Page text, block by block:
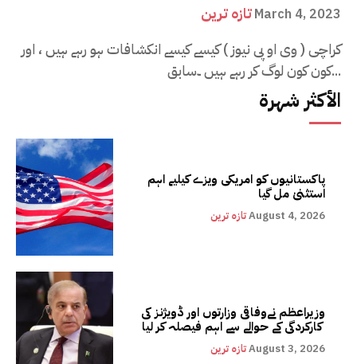
تازہ ترینMarch 4, 2023
کراچی ( وی او پی نیوز ) کیسے کیسے انکشافات ہو رہے ہیں ، اور
کون کون لوگ کر رہے ہیں ۔سابق...
الأكثر شهرة
پاکستانیوں کو امریکی ویزے کیلیے اہم
استثنیٰ مل گیا
تازہ ترینAugust 4, 2026
وزیراعظم نےوفاقی وزارتوں اور ڈویژنز کی
کارکردگی کے حوالے سے اہم فیصلہ کر لیا
تازہ ترینAugust 3, 2026